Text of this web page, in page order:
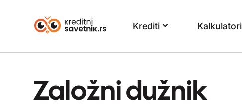
Krediti Kalkulatori
Založni dužnik